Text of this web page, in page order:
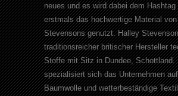
neues und es wird dabei dem Hashtag
erstmals das hochwertige Material
Stevensons genutzt. Halley
traditionsreicher britischer Hersteller
Stoffe mit Sitz in Dundee, Schottland.
spezialisiert sich das Unternehmen
Baumwolle und wetterbeständige